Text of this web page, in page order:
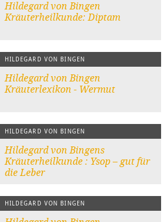
Hildegard von Bingen
Kräuterheilkunde: Diptam
HILDEGARD VON BINGEN
Hildegard von Bingen
Kräuterlexikon - Wermut
HILDEGARD VON BINGEN
Hildegard von Bingens
Kräuterheilkunde : Ysop – gut für
die Leber
HILDEGARD VON BINGEN